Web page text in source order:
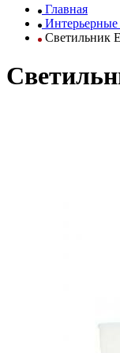
Главная
Интерьерные
Светильник